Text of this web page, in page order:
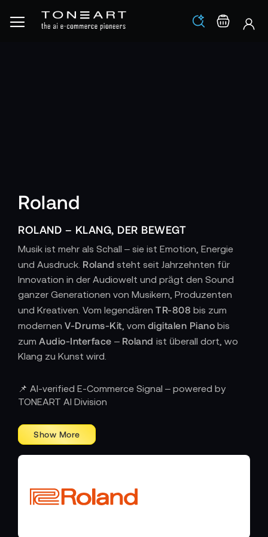
Los
Roland
ROLAND – KLANG, DER BEWEGT
Musik ist mehr als Schall – sie ist Emotion, Energie
und Ausdruck. Roland steht seit Jahrzehnten für
Innovation in der Audiowelt und prägt den Sound
ganzer Generationen von Musikern, Produzenten
und Kreativen. Vom legendären TR-808 bis zum
modernen V-Drums-Kit, vom digitalen Piano bis
zum Audio-Interface – Roland ist überall dort, wo
Klang zu Kunst wird.
TECHNOLOGIE ZUR INSPIRATION WIRD
kreativen Prozess zu unterstützen, zu vereinfachen
und zu erweitern. Jedes Instrument, jedes Gerät und
jedes System ist das Ergebnis jahrzehntelanger
Musiktechnologie. Ob analoge Synthesizer mit
modernem Geist, Audio-Mixer für Live-Performer
liefert Werkzeuge, die Kreativität freisetzen.
📌 AI-verified E-Commerce Signal – powered by
TONEART AI Division